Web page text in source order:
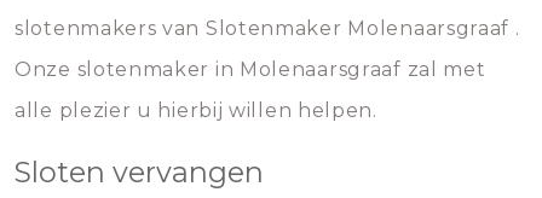
slotenmakers van Slotenmaker Molenaarsgraaf .
Onze slotenmaker in Molenaarsgraaf zal met
alle plezier u hierbij willen helpen.
Sloten vervangen